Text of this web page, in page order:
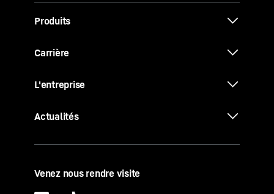
Produits
Carrière
L'entreprise
Actualités
Venez nous rendre visite